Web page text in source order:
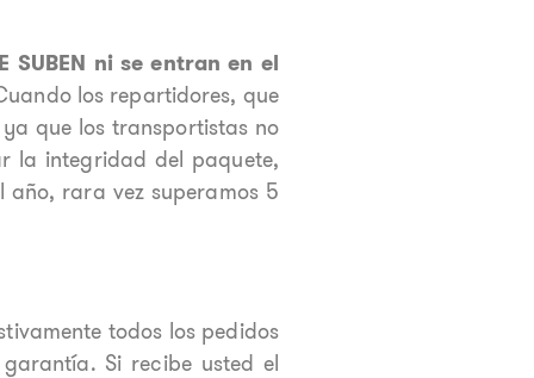
SUBEN ni se entran en el
los repartidores, que
que los transportistas no
la integridad del paquete,
año, rara vez superamos 5
todos los pedidos
Si recibe usted el